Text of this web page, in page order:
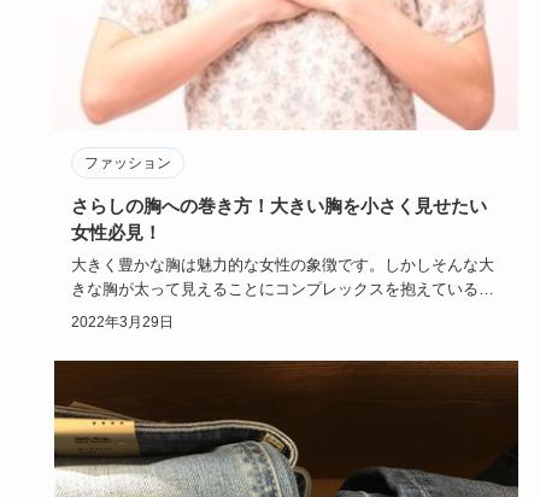
ファッション
さらしの胸への巻き方！大きい胸を小さく見せたい
女性必見！
大きく豊かな胸は魅力的な女性の象徴です。しかしそんな大
きな胸が太って見えることにコンプレックスを抱えている人
も少なくありま…
2022年3月29日